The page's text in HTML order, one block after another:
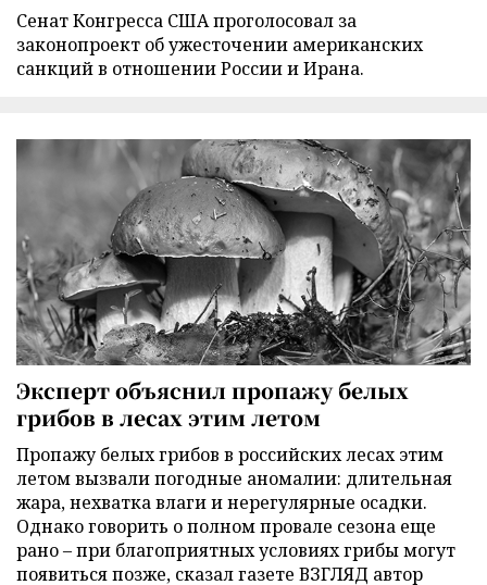
Сенат Конгресса США проголосовал за
законопроект об ужесточении американских
санкций в отношении России и Ирана.
Эксперт объяснил пропажу белых
грибов в лесах этим летом
Пропажу белых грибов в российских лесах этим
летом вызвали погодные аномалии: длительная
жара, нехватка влаги и нерегулярные осадки.
Однако говорить о полном провале сезона еще
рано – при благоприятных условиях грибы могут
появиться позже, сказал газете ВЗГЛЯД автор